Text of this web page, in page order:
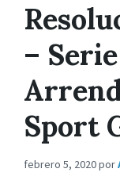
–
Sport
febrero 5, 2020por